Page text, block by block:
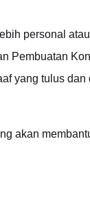
personal
Pembuatan
yang tulus
akan